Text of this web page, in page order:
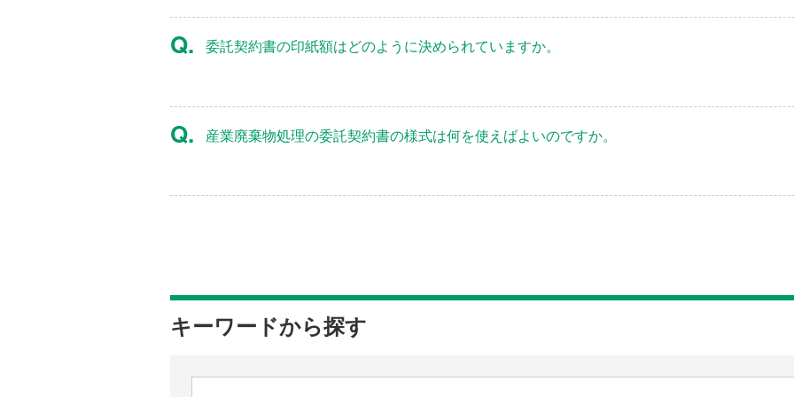
Q. 委託契約書の印紙額はどのように決められていますか。
Q. 産業廃棄物処理の委託契約書の様式は何を使えばよいのですか。
キーワードから探す